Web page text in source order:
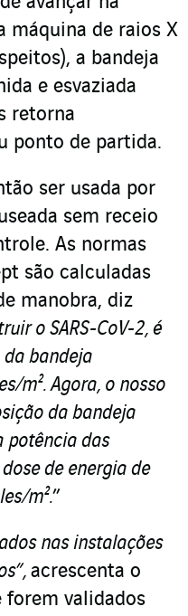
máquina de raios X
a bandeja
e esvaziada
retorna
ponto de partida.
ser usada por
sem receio
As normas
são calculadas
manobra, diz
o SARS-CoV-2, é
da bandeja
m². Agora, o nosso
da bandeja
potência das
de energia de
m².”
nas instalações
acrescenta o
forem validados